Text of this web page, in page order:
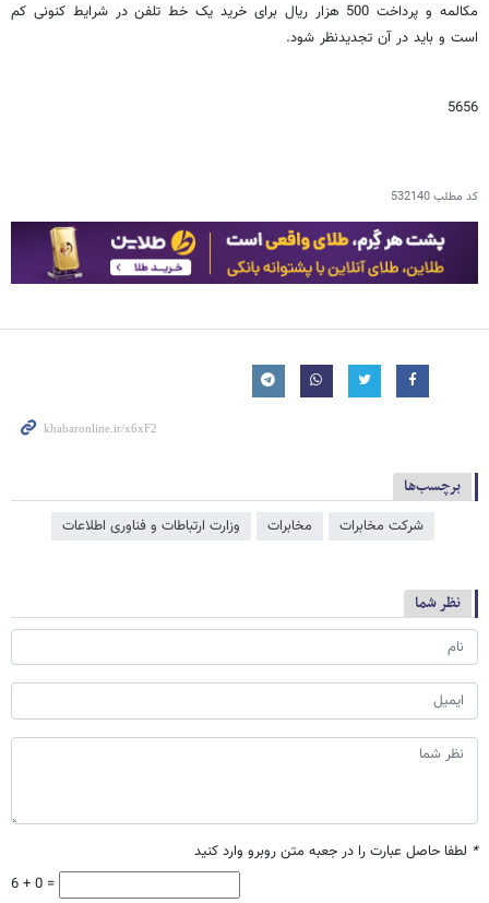
مکالمه و پرداخت 500 هزار ریال برای خرید یک خط تلفن در شرایط کنونی کم
است و باید در آن تجدیدنظر شود.
5656
کد مطلب532140
برچسب‌ها
شرکت مخابرات مخابرات وزارت ارتباطات و فناوری اطلاعات
نظر شما
* لطفا حاصل عبارت را در جعبه متن روبرو وارد کنید
6 + 0 =